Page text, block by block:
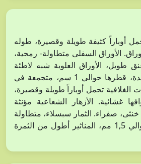
أوباراً كثيفة طويلة وقصيرة، طوله
الأوراق. الأوراق السفلى متطاولة- رمحية،
طويل، الأوراق العلوية شبه لاطئة
شريطية. الهامات عديدة، قطرها حوالي 1 سم، متجمعة في
الغلافية تحمل أوباراً طويلة وقصيرة،
غشائية. الأزهار الشعاعية مؤنثة
خنثى، صفراء. الثمار سبسلاء، متطاولة
– إهليليجية، طولها حوالي 1,5 مم، المناثير أطول من الثمرة